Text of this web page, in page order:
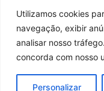
Utilizamos cookies
navegação, exibir
analisar nosso
concorda com nosso
Personalizar
Rua